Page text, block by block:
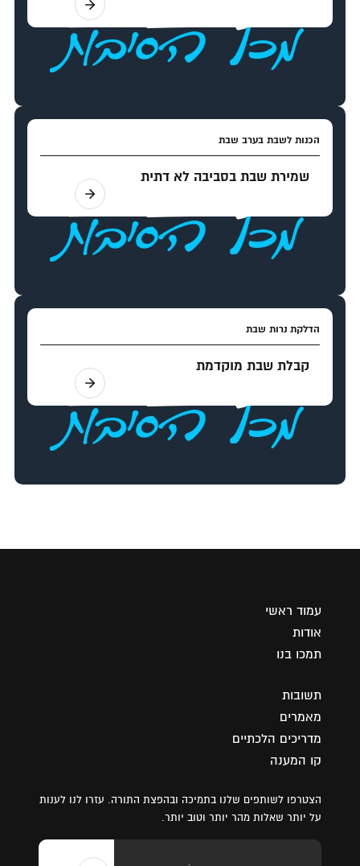
הכנות לשבת בערב שבת
שמירת שבת בסביבה לא דתית
הדלקת נרות שבת
קבלת שבת מוקדמת
עמוד ראשי
אודות
תמכו בנו
תשובות
מאמרים
מדריכים הלכתיים
קו המענה
הצטרפו לשותפים שלנו בתמיכה ובהפצת התורה. עזרו לנו לענות
על יותר שאלות מהר יותר וטוב יותר.